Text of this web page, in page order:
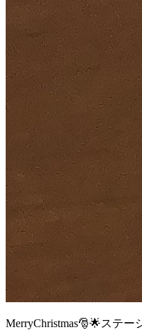
MerryChristmas🎅🌟ステ